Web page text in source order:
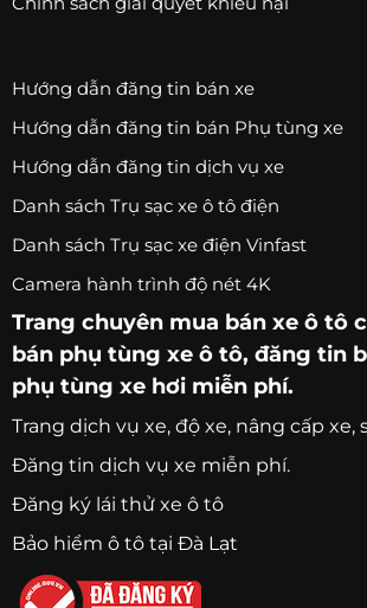
Hướng dẫn đăng tin bán xe
Hướng dẫn đăng tin bán Phụ tùng xe
Hướng dẫn đăng tin dịch vụ xe
Danh sách Trụ sạc xe ô tô điện
Danh sách Trụ sạc xe điện Vinfast
Camera hành trình độ nét 4K
Trang chuyên mua bán xe ô tô
bán phụ tùng xe ô tô, đăng tin
phụ tùng xe hơi miễn phí.
Trang dịch vụ xe, độ xe, nâng cấp xe,
Đăng tin dịch vụ xe miễn phí.
Đăng ký lái thử xe ô tô
Bảo hiểm ô tô tại Đà Lạt